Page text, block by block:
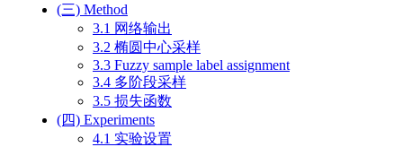
(三) Method
3.1 网络输出
3.2 椭圆中心采样
3.3 Fuzzy sample label assignment
3.4 多阶段采样
3.5 损失函数
(四) Experiments
4.1 实验设置